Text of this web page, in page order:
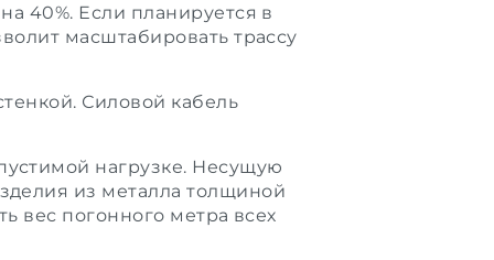
40%. Если планируется в
масштабировать трассу
Силовой кабель
нагрузке. Несущую
из металла толщиной
вес погонного метра всех